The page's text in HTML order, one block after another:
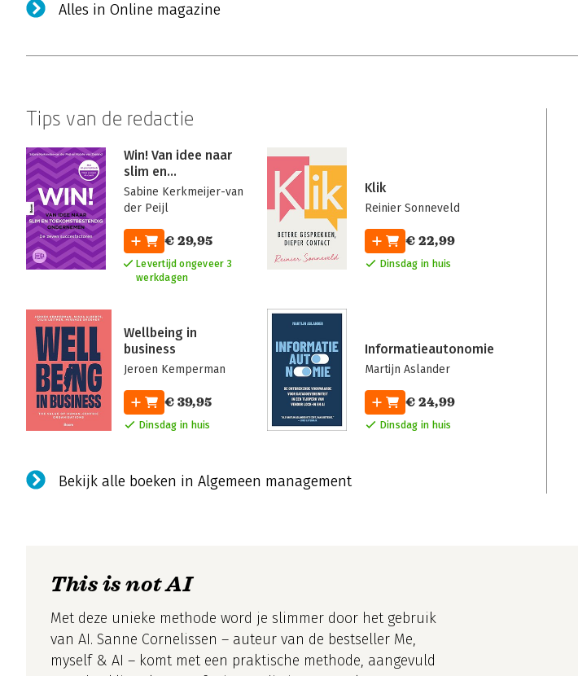
Alles in Online magazine
Tips van de redactie
Win! Van idee naar
slim en
toekomstbestendig
ondernemen
Sabine Kerkmeijer-van
der Peijl
€ 29,95
Levertijd ongeveer 3
werkdagen
Klik
Reinier Sonneveld
€ 22,99
Dinsdag in huis
Wellbeing in
business
Jeroen Kemperman
€ 39,95
Dinsdag in huis
Informatieautonomie
Martijn Aslander
€ 24,99
Dinsdag in huis
Bekijk alle boeken in Algemeen management
This is not AI
Met deze unieke methode word je slimmer door het gebruik
van AI. Sanne Cornelissen – auteur van de bestseller Me,
myself & AI – komt met een praktische methode, aangevuld